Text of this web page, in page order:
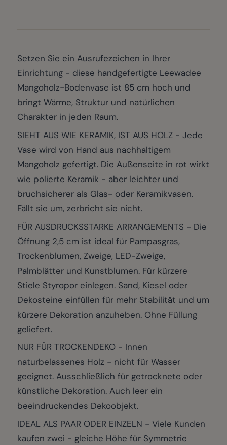
Setzen Sie ein Ausrufezeichen in Ihrer
Einrichtung - diese handgefertigte Leewadee
Mangoholz-Bodenvase ist 85 cm hoch und
bringt Wärme, Struktur und natürlichen
Charakter in jeden Raum.
SIEHT AUS WIE KERAMIK, IST AUS HOLZ - Jede
Vase wird von Hand aus nachhaltigem
Mangoholz gefertigt. Die Außenseite in rot wirkt
wie polierte Keramik - aber leichter und
bruchsicherer als Glas- oder Keramikvasen.
Fällt sie um, zerbricht sie nicht.
FÜR AUSDRUCKSSTARKE ARRANGEMENTS - Die
Öffnung 2,5 cm ist ideal für Pampasgras,
Trockenblumen, Zweige, LED-Zweige,
Palmblätter und Kunstblumen. Für kürzere
Stiele Styropor einlegen. Sand, Kiesel oder
Dekosteine einfüllen für mehr Stabilität und um
kürzere Dekoration anzuheben. Ohne Füllung
geliefert.
NUR FÜR TROCKENDEKO - Innen
naturbelassenes Holz - nicht für Wasser
geeignet. Ausschließlich für getrocknete oder
künstliche Dekoration. Auch leer ein
beeindruckendes Dekoobjekt.
IDEAL ALS PAAR ODER EINZELN - Viele Kunden
kaufen zwei - gleiche Höhe für Symmetrie